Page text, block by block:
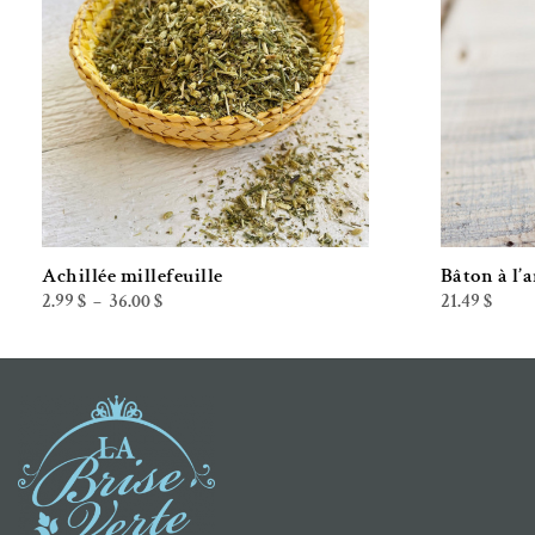
Achillée millefeuille
2.99 $ – 36.00$Plage
Bâton à
21.49 $